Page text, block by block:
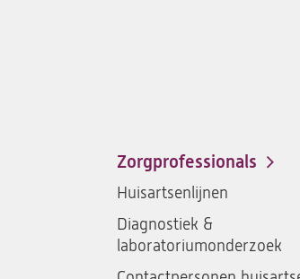
Zorgprofessionals
Huisartsenlijnen
Diagnostiek &
laboratoriumonderzoek